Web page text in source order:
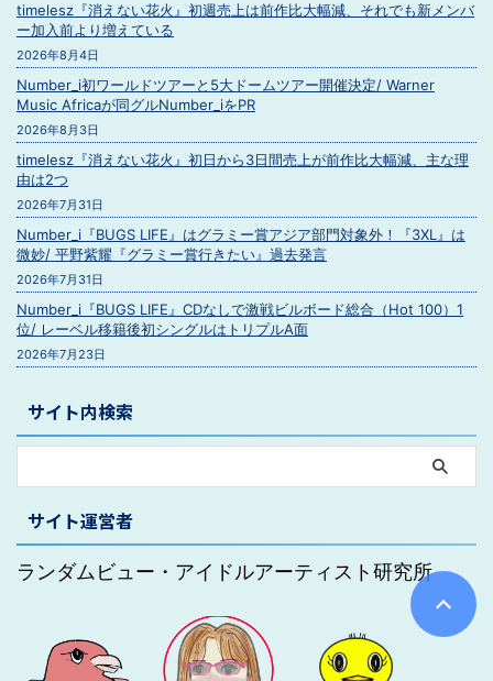
timelesz『消えない花火』初週売上は前作比大幅減、それでも新メンバ
ー加入前より増えている
2026年8月4日
Number_i初ワールドツアーと5大ドームツアー開催決定/ Warner
Music Africaが同グルNumber_iをPR
2026年8月3日
timelesz『消えない花火』初日から3日間売上が前作比大幅減、主な理
由は2つ
2026年7月31日
Number_i『BUGS LIFE』はグラミー賞アジア部門対象外！『3XL』は
微妙/ 平野紫耀『グラミー賞行きたい』過去発言
2026年7月31日
Number_i『BUGS LIFE』CDなしで激戦ビルボード総合（Hot 100）1
位/ レーベル移籍後初シングルはトリプルA面
2026年7月23日
サイト内検索
サイト運営者
ランダムビュー・アイドルアーティスト研究所